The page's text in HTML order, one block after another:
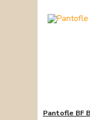
Pantofle BF